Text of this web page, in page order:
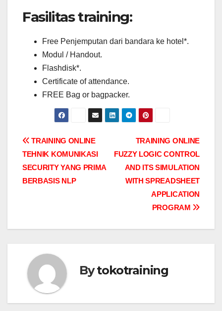
Fasilitas training:
Free Penjemputan dari bandara ke hotel*.
Modul / Handout.
Flashdisk*.
Certificate of attendance.
FREE Bag or bagpacker.
Post
navigation
TRAINING ONLINE
FUZZY LOGIC CONTROL
AND ITS SIMULATION
WITH SPREADSHEET
APPLICATION
PROGRAM
TRAINING ONLINE
TEHNIK KOMUNIKASI
SECURITY YANG PRIMA
BERBASIS NLP
Bytokotraining